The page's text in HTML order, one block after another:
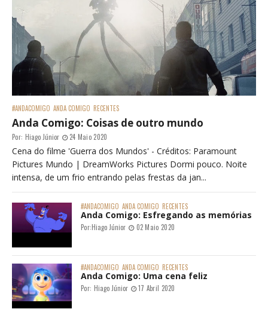
#ANDACOMIGO ANDA COMIGO RECENTES
Anda Comigo: Coisas de outro mundo
Por: Hiago Júnior 24 Maio 2020
Cena do filme 'Guerra dos Mundos' - Créditos: Paramount
Pictures Mundo | DreamWorks Pictures Dormi pouco. Noite
intensa, de um frio entrando pelas frestas da jan...
#ANDACOMIGO ANDA COMIGO RECENTES
Anda Comigo: Esfregando as memórias
Por:Hiago Júnior 02 Maio 2020
#ANDACOMIGO ANDA COMIGO RECENTES
Anda Comigo: Uma cena feliz
Por: Hiago Júnior 17 Abril 2020